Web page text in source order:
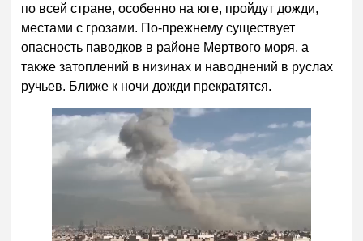
по всей стране, особенно на юге, пройдут дожди,
местами с грозами. По-прежнему существует
опасность паводков в районе Мертвого моря, а
также затоплений в низинах и наводнений в руслах
ручьев. Ближе к ночи дожди прекратятся.